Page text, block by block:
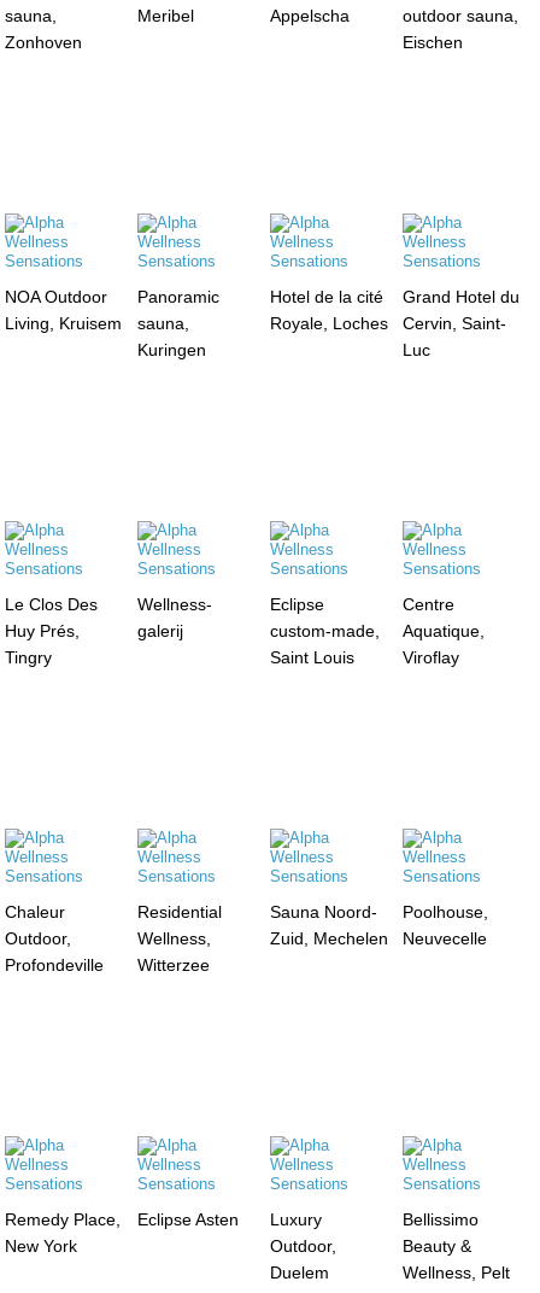
sauna,
Zonhoven
Meribel
Appelscha
outdoor sauna,
Eischen
NOA Outdoor
Living, Kruisem
Panoramic
sauna,
Kuringen
Hotel de la cité
Royale, Loches
Grand Hotel du
Cervin, Saint-
Luc
Le Clos Des
Huy Prés,
Tingry
Wellness-
galerij
Eclipse
custom-made,
Saint Louis
Centre
Aquatique,
Viroflay
Chaleur
Outdoor,
Profondeville
Residential
Wellness,
Witterzee
Sauna Noord-
Zuid, Mechelen
Poolhouse,
Neuvecelle
Remedy Place,
New York
Eclipse Asten
Luxury
Outdoor,
Duelem
Bellissimo
Beauty &
Wellness, Pelt